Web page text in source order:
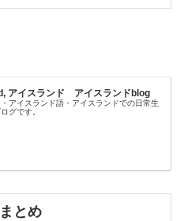
アイスランド アイスランドblog
アイスランド語・アイスランドでの日常生
グです。
とめ